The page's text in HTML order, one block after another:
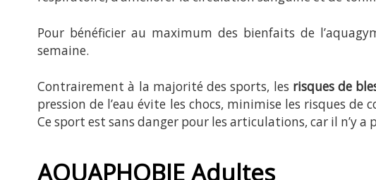
Pour bénéficier au maximum des bienfaits de
semaine.
Contrairement à la majorité des sports, les risques de
pression de l’eau évite les chocs, minimise les risques
Ce sport est sans danger pour les articulations, car il n’y a
AQUAPHOBIE Adultes